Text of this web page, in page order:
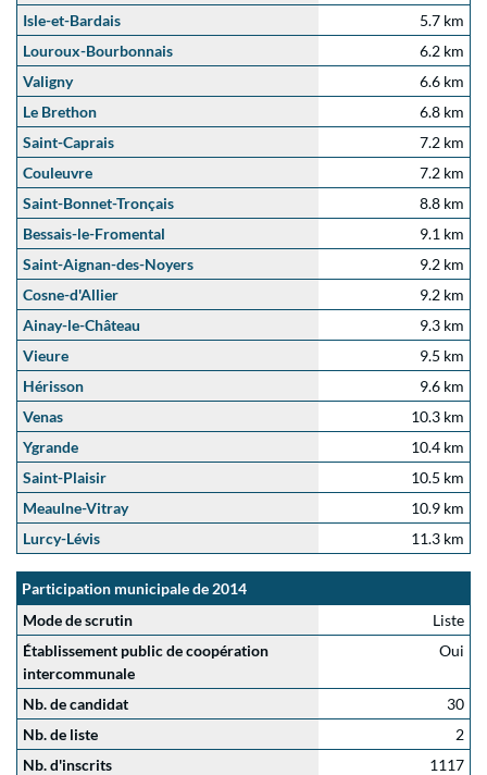
Isle-et-Bardais
5.7 km
Louroux-Bourbonnais
6.2 km
Valigny
6.6 km
Le Brethon
6.8 km
Saint-Caprais
7.2 km
Couleuvre
7.2 km
Saint-Bonnet-Tronçais
8.8 km
Bessais-le-Fromental
9.1 km
Saint-Aignan-des-Noyers
9.2 km
Cosne-d'Allier
9.2 km
Ainay-le-Château
9.3 km
Vieure
9.5 km
Hérisson
9.6 km
Venas
10.3 km
Ygrande
10.4 km
Saint-Plaisir
10.5 km
Meaulne-Vitray
10.9 km
Lurcy-Lévis
11.3 km
Participation municipale de 2014
Mode de scrutin
Liste
Établissement public de coopération
intercommunale
Oui
Nb. de candidat
30
Nb. de liste
2
Nb. d'inscrits
1117